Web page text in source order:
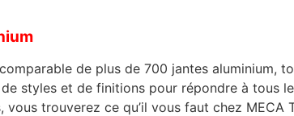
de plus de 700 jantes aluminium,
styles et de finitions pour répondre à tous
trouverez ce qu’il vous faut chez MECA